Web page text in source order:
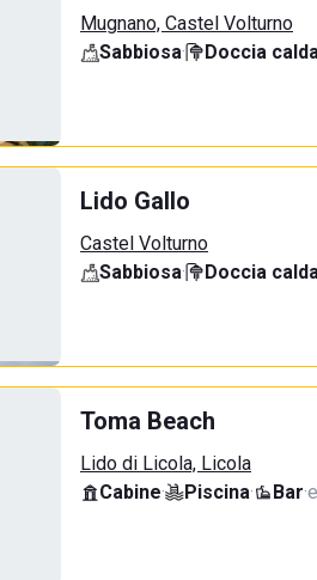
Mugnano, Castel Volturno
Sabbiosa· Doccia
Lido Gallo
Castel Volturno
Sabbiosa· Doccia
Toma Beach
Lido di Licola, Licola
Cabine· Piscina· Bar·